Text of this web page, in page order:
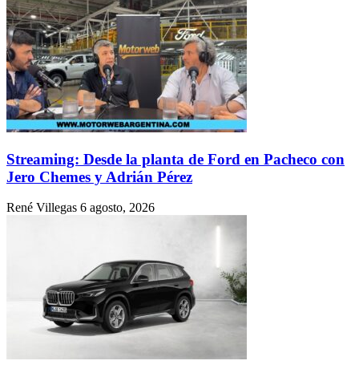
Streaming: Desde la planta de Ford en Pacheco con
Jero Chemes y Adrián Pérez
René Villegas 6 agosto, 2026